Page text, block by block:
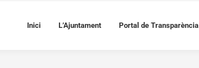
Inici L’Ajuntament Portal de Transparència